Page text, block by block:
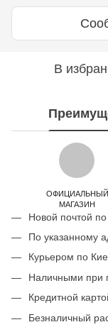
В
ОФИЦИАЛЬНЫЙ
МАГАЗИН
Новой почтой
По указанному
Курьером по
Наличными при
Кредитной
Безналичный